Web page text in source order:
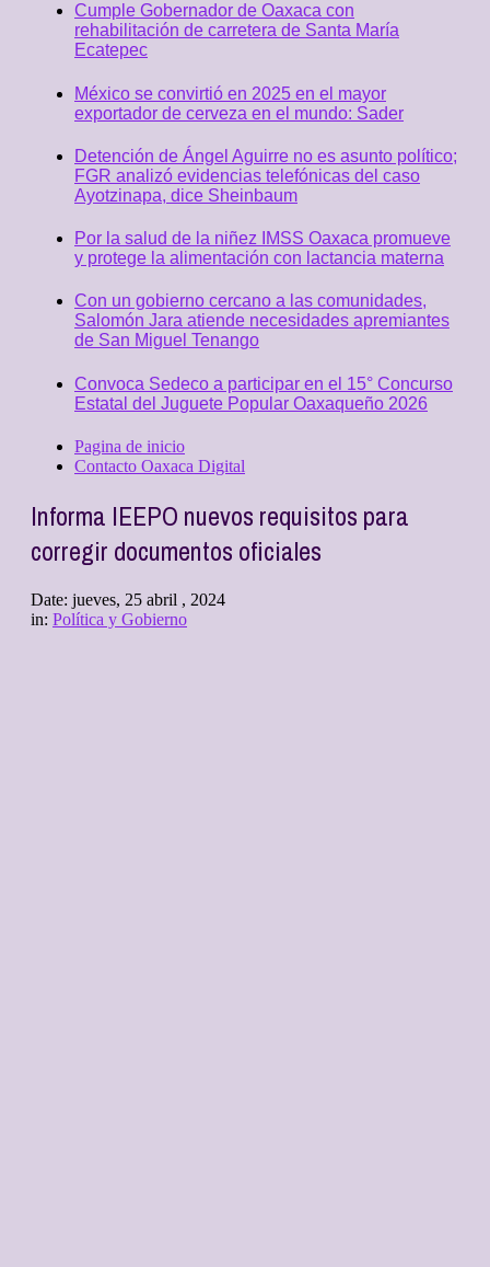
Cumple Gobernador de Oaxaca con
rehabilitación de carretera de Santa María
Ecatepec
México se convirtió en 2025 en el mayor
exportador de cerveza en el mundo: Sader
Detención de Ángel Aguirre no es asunto político;
FGR analizó evidencias telefónicas del caso
Ayotzinapa, dice Sheinbaum
Por la salud de la niñez IMSS Oaxaca promueve
y protege la alimentación con lactancia materna
Con un gobierno cercano a las comunidades,
Salomón Jara atiende necesidades apremiantes
de San Miguel Tenango
Convoca Sedeco a participar en el 15° Concurso
Estatal del Juguete Popular Oaxaqueño 2026
Pagina de inicio
Contacto Oaxaca Digital
Informa IEEPO nuevos requisitos para
corregir documentos oficiales
Date: jueves, 25 abril , 2024
in: Política y Gobierno